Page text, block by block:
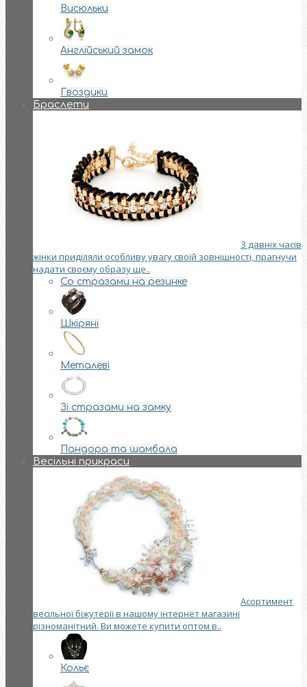
Висюльки
Англійський замок
Гвоздики
Браслети
З давніх часів
жінки приділяли особливу увагу своїй зовнішності, прагнучи
надати своєму образу ще..
Со стразами на резинке
Шкіряні
Металеві
Зі стразами на замку
Пандора та шамбала
Весільні прикраси
Асортимент
весільної біжутерії в нашому інтернет магазині
різноманітний. Ви можете купити оптом в..
Кольє